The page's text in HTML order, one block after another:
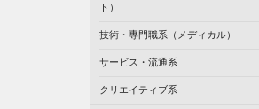
ト）
技術・専門職系（メディカル）
サービス・流通系
クリエイティブ系